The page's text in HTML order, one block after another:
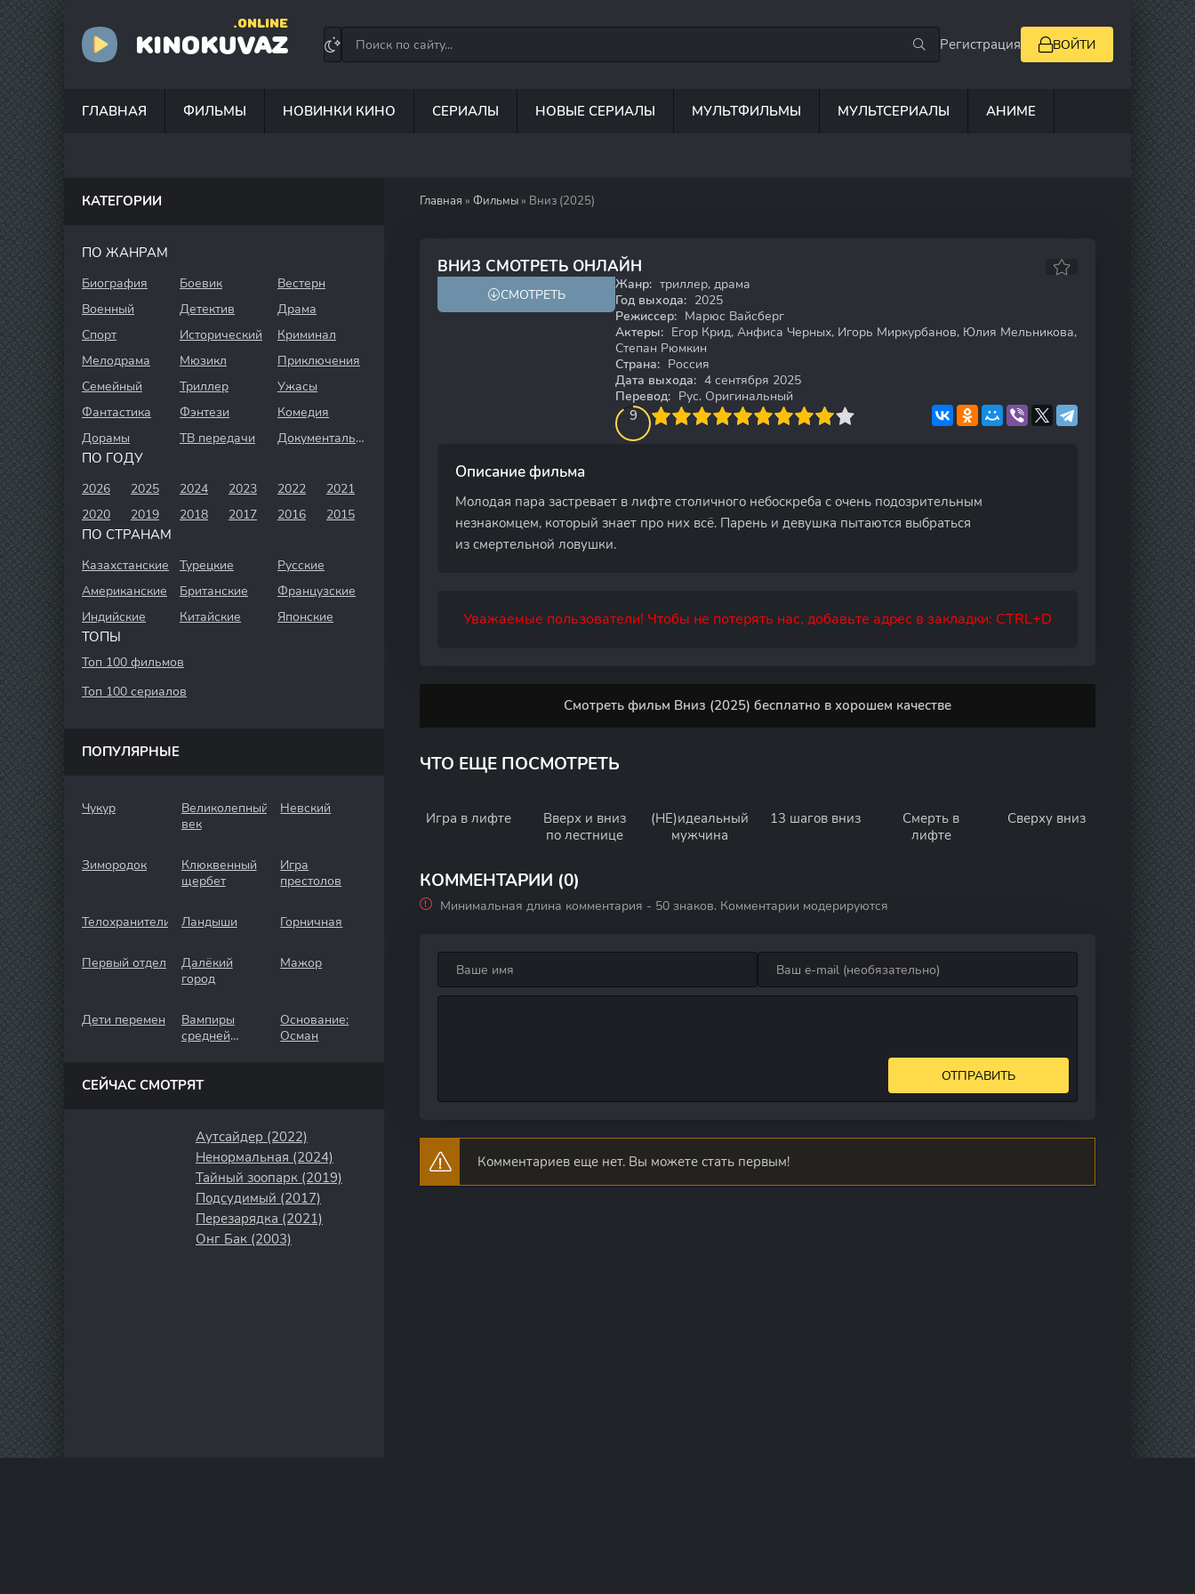
KINOKUVAZ
.ONLINE
Регистрация ВОЙТИ
ГЛАВНАЯ ФИЛЬМЫ НОВИНКИ КИНО СЕРИАЛЫ НОВЫЕ СЕРИАЛЫ МУЛЬТФИЛЬМЫ МУЛЬТСЕРИАЛЫ АНИМЕ
Главная » Фильмы » Вниз (2025)
ВНИЗ СМОТРЕТЬ ОНЛАЙН
5.4
СМОТРЕТЬ
Жанр: триллер, драма
Год выхода: 2025
Режиссер: Марюс Вайсберг
Актеры: Егор Крид, Анфиса Черных, Игорь Миркурбанов, Юлия Мельникова,
Степан Рюмкин
Страна: Россия
Дата выхода: 4 сентября 2025
Перевод: Рус. Оригинальный
9
4 5 6 7 8 9 10
Описание фильма
Молодая пара застревает в лифте столичного небоскреба с очень подозрительным
незнакомцем, который знает про них всё. Парень и девушка пытаются выбраться
из смертельной ловушки.
Уважаемые пользователи! Чтобы не потерять нас, добавьте адрес в закладки: CTRL+D
Смотреть фильм Вниз (2025) бесплатно в хорошем качестве
ЧТО ЕЩЕ ПОСМОТРЕТЬ
Игра в лифте
Вверх и вниз
по лестнице
(НЕ)идеальный
мужчина
13 шагов вниз
Смерть в
лифте
Сверху вниз
КОММЕНТАРИИ (0)
Минимальная длина комментария - 50 знаков. Комментарии модерируются
ОТПРАВИТЬ
Комментариев еще нет. Вы можете стать первым!
КАТЕГОРИИ
ПО ЖАНРАМ
Биография Боевик
Вестерн
Военный
Детектив
Драма
Спорт
Исторический
Криминал
Мелодрама
Мюзикл
Приключения
Семейный
Триллер
Ужасы
Фантастика
Фэнтези
Комедия
Дорамы
ТВ передачи Документальный
ПО ГОДУ
2026 2025 2024 2023 2022
2021
2020
2019 2018 2017 2016 2015
ПО СТРАНАМ
Казахстанские Турецкие
Русские
Американские
Британские
Французские
Индийские
Китайские Японские
ТОПЫ
Топ 100 фильмов
Топ 100 сериалов
ПОПУЛЯРНЫЕ
Чукур
Великолепный
век
Невский
Зимородок
Клюквенный
щербет
Игра
престолов
Телохранители Ландыши Горничная
Первый отдел
Далёкий
город
Мажор
Дети перемен
Вампиры
средней
Основание:
Осман
СЕЙЧАС СМОТРЯТ
Аутсайдер (2022)
Ненормальная (2024)
Тайный зоопарк (2019)
Подсудимый (2017)
Перезарядка (2021)
Онг Бак (2003)